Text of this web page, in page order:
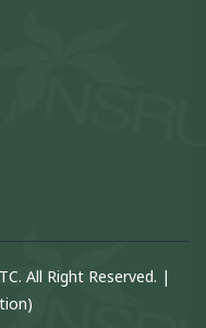
All Right Reserved. |